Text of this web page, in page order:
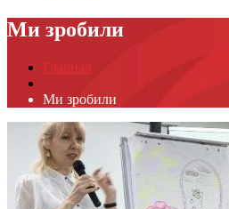
Ми зробили
Главная
Ми зробили